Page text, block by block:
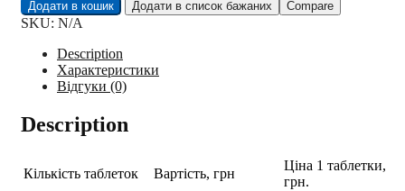
Ценфорс
Viagra)
quantity
Додати в кошик Додати в список бажаних Compare
SKU: N/A
Description
Характеристики
Відгуки (0)
Description
Кількість таблеток Вартість, грн
Ціна 1 таблетки,
грн.